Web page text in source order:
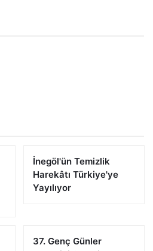
İnegöl'ün Temizlik
Harekâtı Türkiye'ye
Yayılıyor
37. Genç Günler